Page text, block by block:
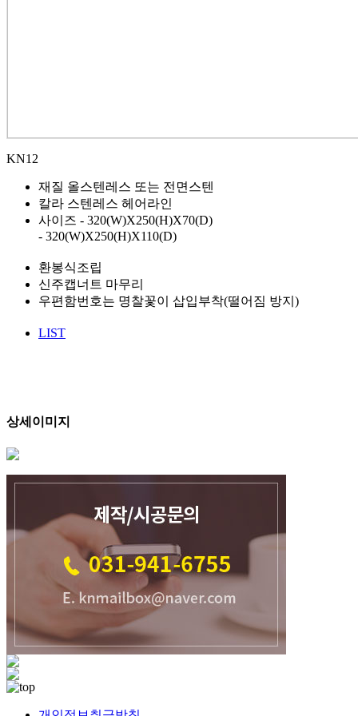
KN12
재질 올스텐레스 또는 전면스텐
칼라 스텐레스 헤어라인
사이즈 - 320(W)X250(H)X70(D)
- 320(W)X250(H)X110(D)
환봉식조립
신주캡너트 마무리
우편함번호는 명찰꽃이 삽입부착(떨어짐 방지)
LIST
상세이미지